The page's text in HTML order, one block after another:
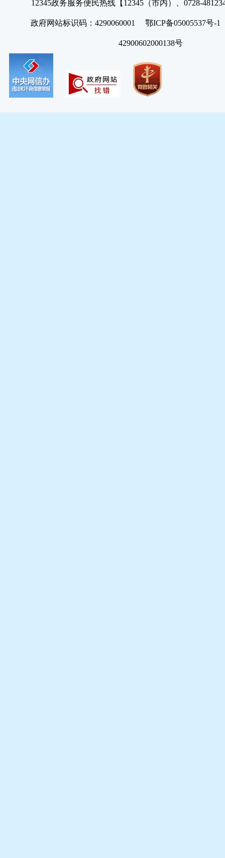
12345政务服务便民热线【12345（市内）、0728-
政府网站标识码：4290060001 鄂ICP备05005537号
42900602000138号